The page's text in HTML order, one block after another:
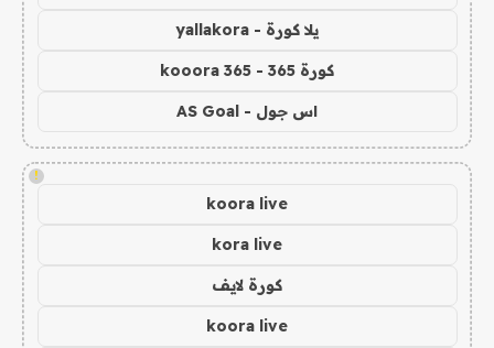
يلا كورة - yallakora
كورة 365 - kooora 365
اس جول - AS Goal
!
koora live
kora live
كورة لايف
koora live